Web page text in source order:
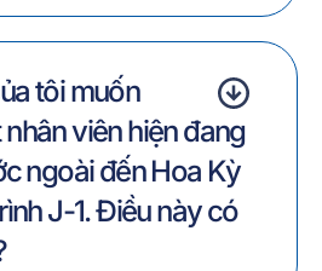
tôi muốn
viên hiện đang
ngoài đến Hoa Kỳ
J-1. Điều này có